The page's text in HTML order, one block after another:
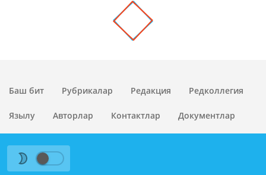
Баш бит Рубрикалар Редакция Редколлегия
Язылу Авторлар Контактлар Документлар